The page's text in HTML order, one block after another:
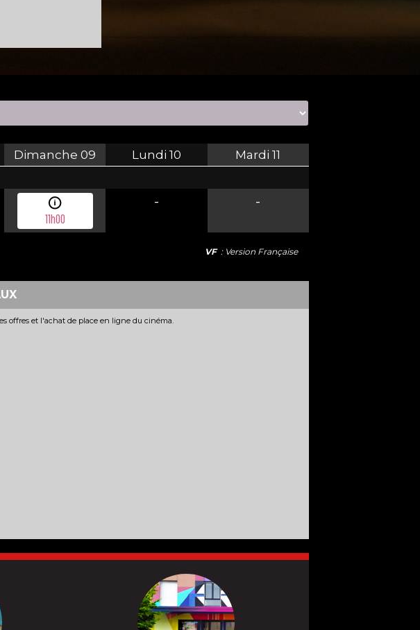
Dimanche 09 Lundi 10 Mardi 11
11h00
- -
VF : Version Française
offres et l'achat de place en ligne du cinéma.